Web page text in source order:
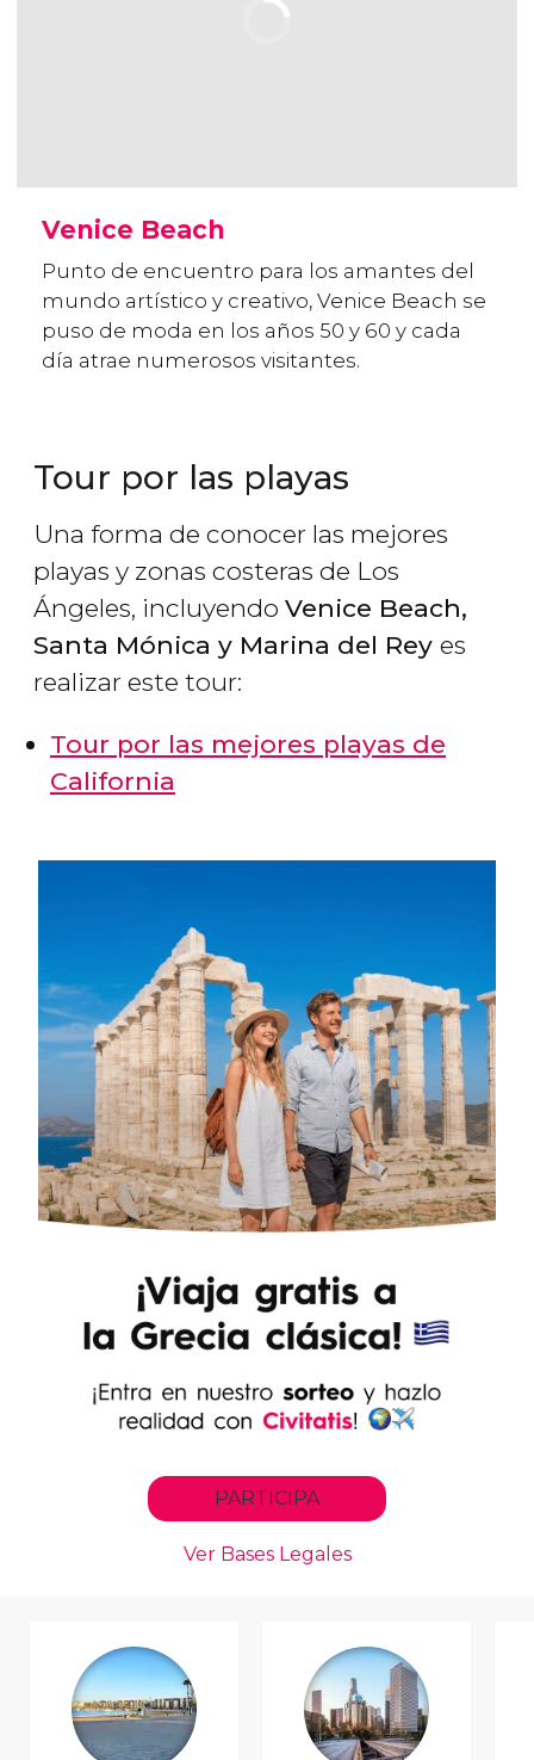
Venice Beach
Punto de encuentro para los amantes del
mundo artístico y creativo, Venice Beach se
puso de moda en los años 50 y 60 y cada
día atrae numerosos visitantes.
Tour por las playas
Una forma de conocer las mejores
playas y zonas costeras de Los
Ángeles, incluyendo Venice Beach,
Santa Mónica y Marina del Rey es
realizar este tour:
Tour por las mejores playas de
California